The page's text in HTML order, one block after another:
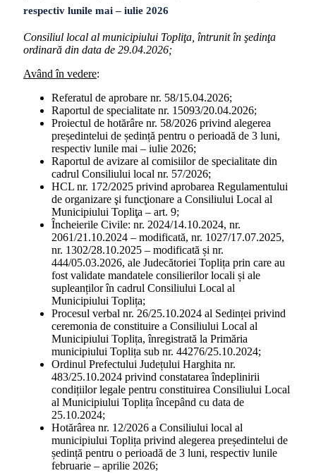
respectiv lunile mai – iulie 2026
Consiliul local al municipiului Topliţa, întrunit în şedinţa
ordinară din data de 29.04.2026;
Având în vedere:
Referatul de aprobare nr. 58/15.04.2026;
Raportul de specialitate nr. 15093/20.04.2026;
Proiectul de hotărâre nr. 58/2026 privind alegerea
președintelui de ședință pentru o perioadă de 3 luni,
respectiv lunile mai – iulie 2026;
Raportul de avizare al comisiilor de specialitate din
cadrul Consiliului local nr. 57/2026;
HCL nr. 172/2025 privind aprobarea Regulamentului
de organizare şi funcţionare a Consiliului Local al
Municipiului Topliţa – art. 9;
Încheierile Civile: nr. 2024/14.10.2024, nr.
2061/21.10.2024 – modificată, nr. 1027/17.07.2025,
nr. 1302/28.10.2025 – modificată și nr.
444/05.03.2026, ale Judecătoriei Toplița prin care au
fost validate mandatele consilierilor locali și ale
supleanților în cadrul Consiliului Local al
Municipiului Toplița;
Procesul verbal nr. 26/25.10.2024 al Sedinței privind
ceremonia de constituire a Consiliului Local al
Municipiului Toplița, înregistrată la Primăria
municipiului Toplița sub nr. 44276/25.10.2024;
Ordinul Prefectului Județului Harghita nr.
483/25.10.2024 privind constatarea îndeplinirii
condițiilor legale pentru constituirea Consiliului Local
al Municipiului Toplița începând cu data de
25.10.2024;
Hotărârea nr. 12/2026 a Consiliului local al
municipiului Toplița privind alegerea președintelui de
ședință pentru o perioadă de 3 luni, respectiv lunile
februarie – aprilie 2026;